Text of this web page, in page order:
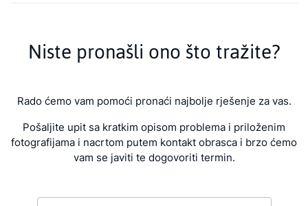
Niste pronašli ono što tražite?
Rado ćemo vam pomoći pronaći najbolje rješenje za vas.
Pošaljite upit sa kratkim opisom problema i priloženim
fotografijama i nacrtom putem kontakt obrasca i brzo ćemo
vam se javiti te dogovoriti termin.